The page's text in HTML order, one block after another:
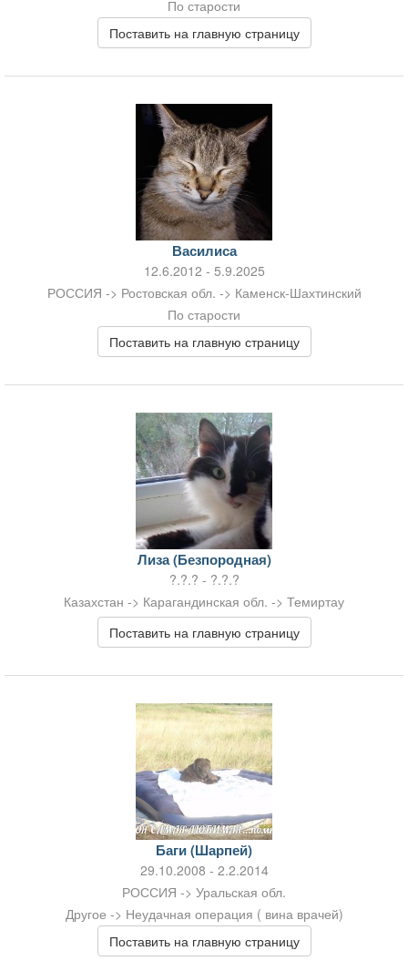
По старости
Поставить на главную страницу
Василиса
12.6.2012 - 5.9.2025
РОССИЯ -> Ростовская обл. -> Каменск-Шахтинский
По старости
Поставить на главную страницу
Лиза (Безпородная)
?.?.? - ?.?.?
Казахстан -> Карагандинская обл. -> Темиртау
Поставить на главную страницу
Баги (Шарпей)
29.10.2008 - 2.2.2014
РОССИЯ -> Уральская обл.
Другое -> Неудачная операция ( вина врачей)
Поставить на главную страницу